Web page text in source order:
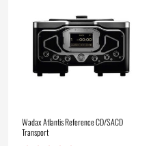
Wadax Atlantis Reference CD/SACD
Transport